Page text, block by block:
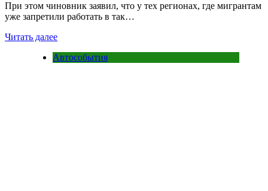
При этом чиновник заявил, что у тех регионах, где мигрантам
уже запретили работать в так…
Читать далее
Автособытия